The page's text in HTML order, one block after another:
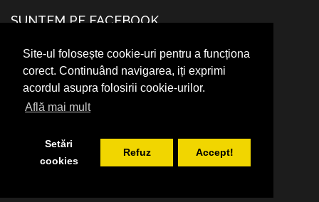
Site-ul folosește cookie-uri pentru a funcționa
corect. Continuând navigarea, iți exprimi
acordul asupra folosirii cookie-urilor.
Află mai mult
Setări
cookies
Refuz Accept!
SUNTEM PE FACEBOOK